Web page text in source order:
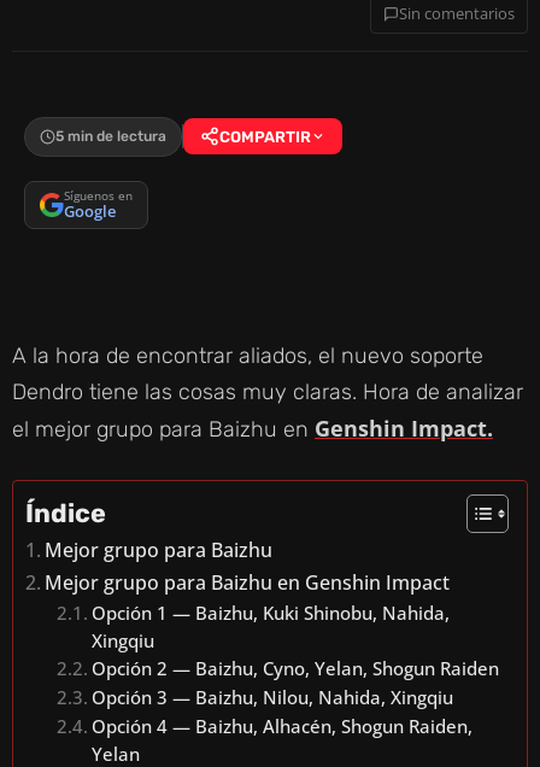
Sin comentarios
5 min de lectura COMPARTIR
Síguenos en
Google
A la hora de encontrar aliados, el nuevo soporte
Dendro tiene las cosas muy claras. Hora de analizar
el mejor grupo para Baizhu en Genshin Impact.
Índice
Mejor grupo para Baizhu
Mejor grupo para Baizhu en Genshin Impact
Opción 1 — Baizhu, Kuki Shinobu, Nahida,
Xingqiu
Opción 2 — Baizhu, Cyno, Yelan, Shogun Raiden
Opción 3 — Baizhu, Nilou, Nahida, Xingqiu
Opción 4 — Baizhu, Alhacén, Shogun Raiden,
Yelan